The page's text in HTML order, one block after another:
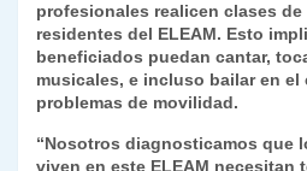
profesionales realicen clases
residentes del ELEAM. Esto
beneficiados puedan cantar,
musicales, e incluso bailar en el
problemas de movilidad.
“Nosotros diagnosticamos que
viven en este ELEAM necesitan